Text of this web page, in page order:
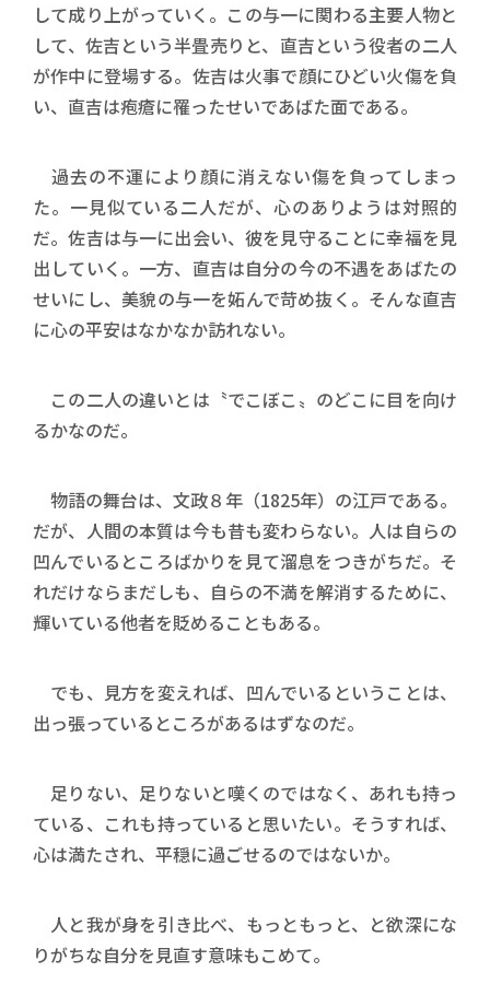
して成り上がっていく。この与一に関わる主要人物と
して、佐吉という半畳売りと、直吉という役者の二人
が作中に登場する。佐吉は火事で顔にひどい火傷を負
い、直吉は疱瘡に罹ったせいであばた面である。
過去の不運により顔に消えない傷を負ってしまっ
た。一見似ている二人だが、心のありようは対照的
だ。佐吉は与一に出会い、彼を見守ることに幸福を見
出していく。一方、直吉は自分の今の不遇をあばたの
せいにし、美貌の与一を妬んで苛め抜く。そんな直吉
に心の平安はなかなか訪れない。
この二人の違いとは〝でこぼこ〟のどこに目を向け
るかなのだ。
物語の舞台は、文政８年（1825年）の江戸である。
だが、人間の本質は今も昔も変わらない。人は自らの
凹んでいるところばかりを見て溜息をつきがちだ。そ
れだけならまだしも、自らの不満を解消するために、
輝いている他者を貶めることもある。
でも、見方を変えれば、凹んでいるということは、
出っ張っているところがあるはずなのだ。
足りない、足りないと嘆くのではなく、あれも持っ
ている、これも持っていると思いたい。そうすれば、
心は満たされ、平穏に過ごせるのではないか。
人と我が身を引き比べ、もっともっと、と欲深にな
りがちな自分を見直す意味もこめて。